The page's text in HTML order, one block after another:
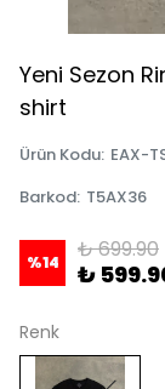
Yeni Sezon
shirt
Ürün Kodu: EAX-
Barkod: T5AX36
%14 ₺ 699.90
₺
Renk